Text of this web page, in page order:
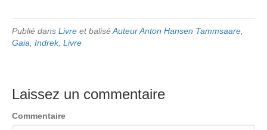
Publié dans Livre et baliséAuteur Anton Hansen Tammsaare
Gaia Indrek, Livre
Laissez un commentaire
Commentaire